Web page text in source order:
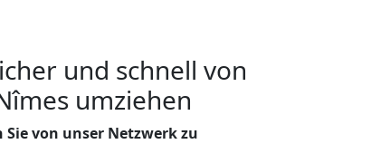
und schnell von
umziehen
von unser Netzwerk zu